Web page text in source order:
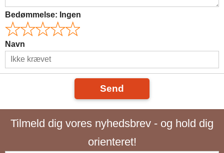
Bedømmelse: Ingen
Navn
Send
Tilmeld dig vores nyhedsbrev - og hold dig
orienteret!